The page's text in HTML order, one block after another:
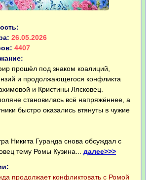
26.05.2026
4407
прошёл под знаком коалиций,
и продолжающегося конфликта
и Кристины Лясковец.
становилась всё напряжённее, а
быстро оказались втянуты в чужие
Никита Гуранда снова обсуждал с
тему Ромы Кузина... далее>>>
продолжает конфликтовать с Ромой